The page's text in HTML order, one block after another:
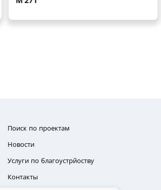
Поиск по проектам
Новости
Услуги по благоустрйоству
Контакты